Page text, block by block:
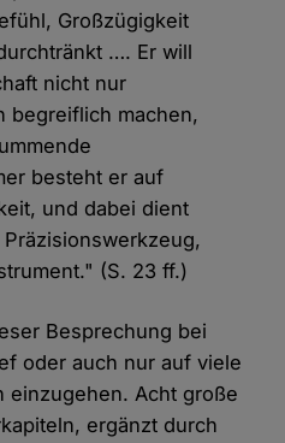
Großzügigkeit
…. Er will
nicht nur
begreiflich machen,
besteht er auf
und dabei dient
(S. 23 ff.)
Besprechung bei
oder auch nur auf viele
einzugehen. Acht große
ergänzt durch